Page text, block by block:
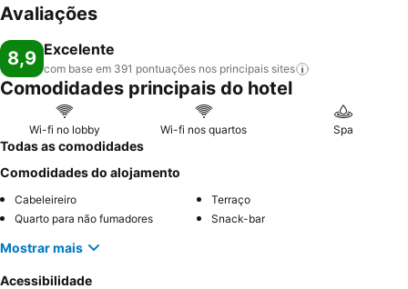
Avaliações
8,9 Excelente
com base em 391 pontuações nos principais sites
Comodidades principais do hotel
Wi-fi no lobby Wi-fi nos quartos Spa
Todas as comodidades
Comodidades do alojamento
Cabeleireiro
Terraço
Quarto para não fumadores
Snack-bar
Mostrar mais
Acessibilidade